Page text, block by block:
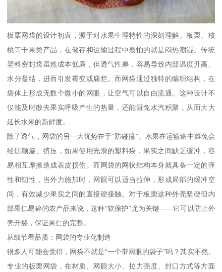
板栗网袋的设计初衷，源于对水果生理特性的深刻理解。板栗、核
桃等干果类产品，在储存和运输过程中最怕的就是闷热潮湿。传统
塑料密封袋虽然成本低廉，但透气性差，容易导致内部温度升高、
水分凝结，进而引发霉变或腐烂。而网袋通过独特的编织结构，在
袋体上形成无数个微小的网眼，让空气可以自由流通。这种设计不
仅能及时散去果实呼吸产生的热量，还能避免水汽积聚，从而大大
延长水果的新鲜度。
除了透气，网袋的另一大优势在于“防碰撞”。水果在运输途中难免会
经历颠簸、挤压，如果使用光滑的塑料袋，果实之间缺乏缓冲，容
易相互摩擦造成表皮损伤。而网袋的网状结构本身就具备一定的弹
性和韧性，当外力施加时，网眼可以适当拉伸，形成局部的缓冲空
间，有效减少果实之间的直接硬接触。对于板栗这种外壳坚硬但内
部果仁易碎的农产品来说，这种“软保护”尤为关键——它可以防止外
壳开裂，保证果仁的完整。
从细节看品质：网袋的专业化制造
很多人可能会觉得，网袋不就是“一个带网眼的袋子”吗？其实不然。
专业的板栗网袋，在材质、网眼大小、拉力强度、封口方式等方面